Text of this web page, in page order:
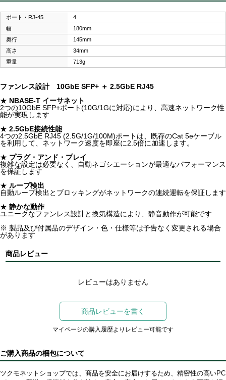
ポート・RJ-45
4
幅
180mm
奥行
145mm
高さ
34mm
重量
713g
ファンレス設計 10GbE SFP+ ＋ 2.5GbE RJ45
★ NBASE-T イーサネット
2つの10GbE SFP+ポート(10G/1Gに対応)により、高速ネットワーク性
能が実現します
★ 2.5GbE接続性能
4つの2.5GbE RJ45 (2.5G/1G/100M)ポートは、既存のCat 5eケーブル
を利用して、ネットワーク速度を即座に2.5倍に加速します。
★ プラグ・アンド・プレイ
複雑な設定は必要なく、自動ネゴシエーションが最適なパフォーマンス
を保証します
★ ループ検出
自動ループ検出とブロッキングがネットワークの連続運転を保証します
★ 静かな動作
ユニークなファンレス設計と換気構造により、静音動作が可能です
※ 製品及び付属品のデザイン・色・仕様等は予告なく変更される場合
があります
商品レビュー
レビューはありません
商品レビューを書く
マイページの購入履歴よりレビュー可能です
ご購入商品の梱包について
ツクモネットショップでは、商品を安全にお届けするため、精密性の高いPC